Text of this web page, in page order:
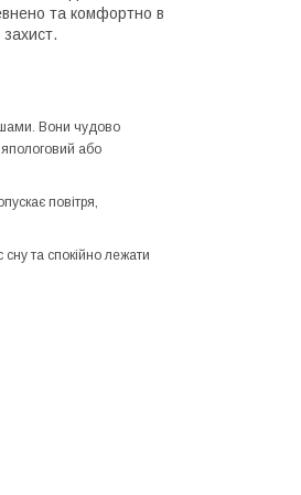
та комфортно в
Вони чудово
або
повітря,
та спокійно лежати